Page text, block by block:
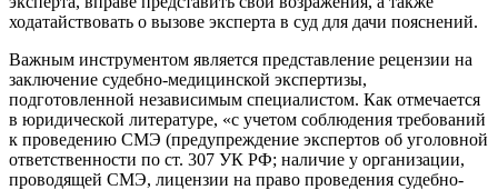
ходатайствовать о вызове эксперта в суд для дачи пояснений.
Важным инструментом является представление рецензии на
заключение судебно-медицинской экспертизы,
подготовленной независимым специалистом. Как отмечается
в юридической литературе, «с учетом соблюдения требований
к проведению СМЭ (предупреждение экспертов об уголовной
ответственности по ст. 307 УК РФ; наличие у организации,
проводящей СМЭ, лицензии на право проведения судебно-